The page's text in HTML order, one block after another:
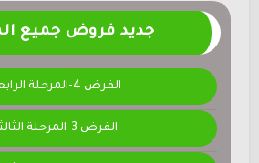
جديد فروض جميع
الفرض 4-المرحلة الرابعة
الفرض 3-المرحلة الثالثة